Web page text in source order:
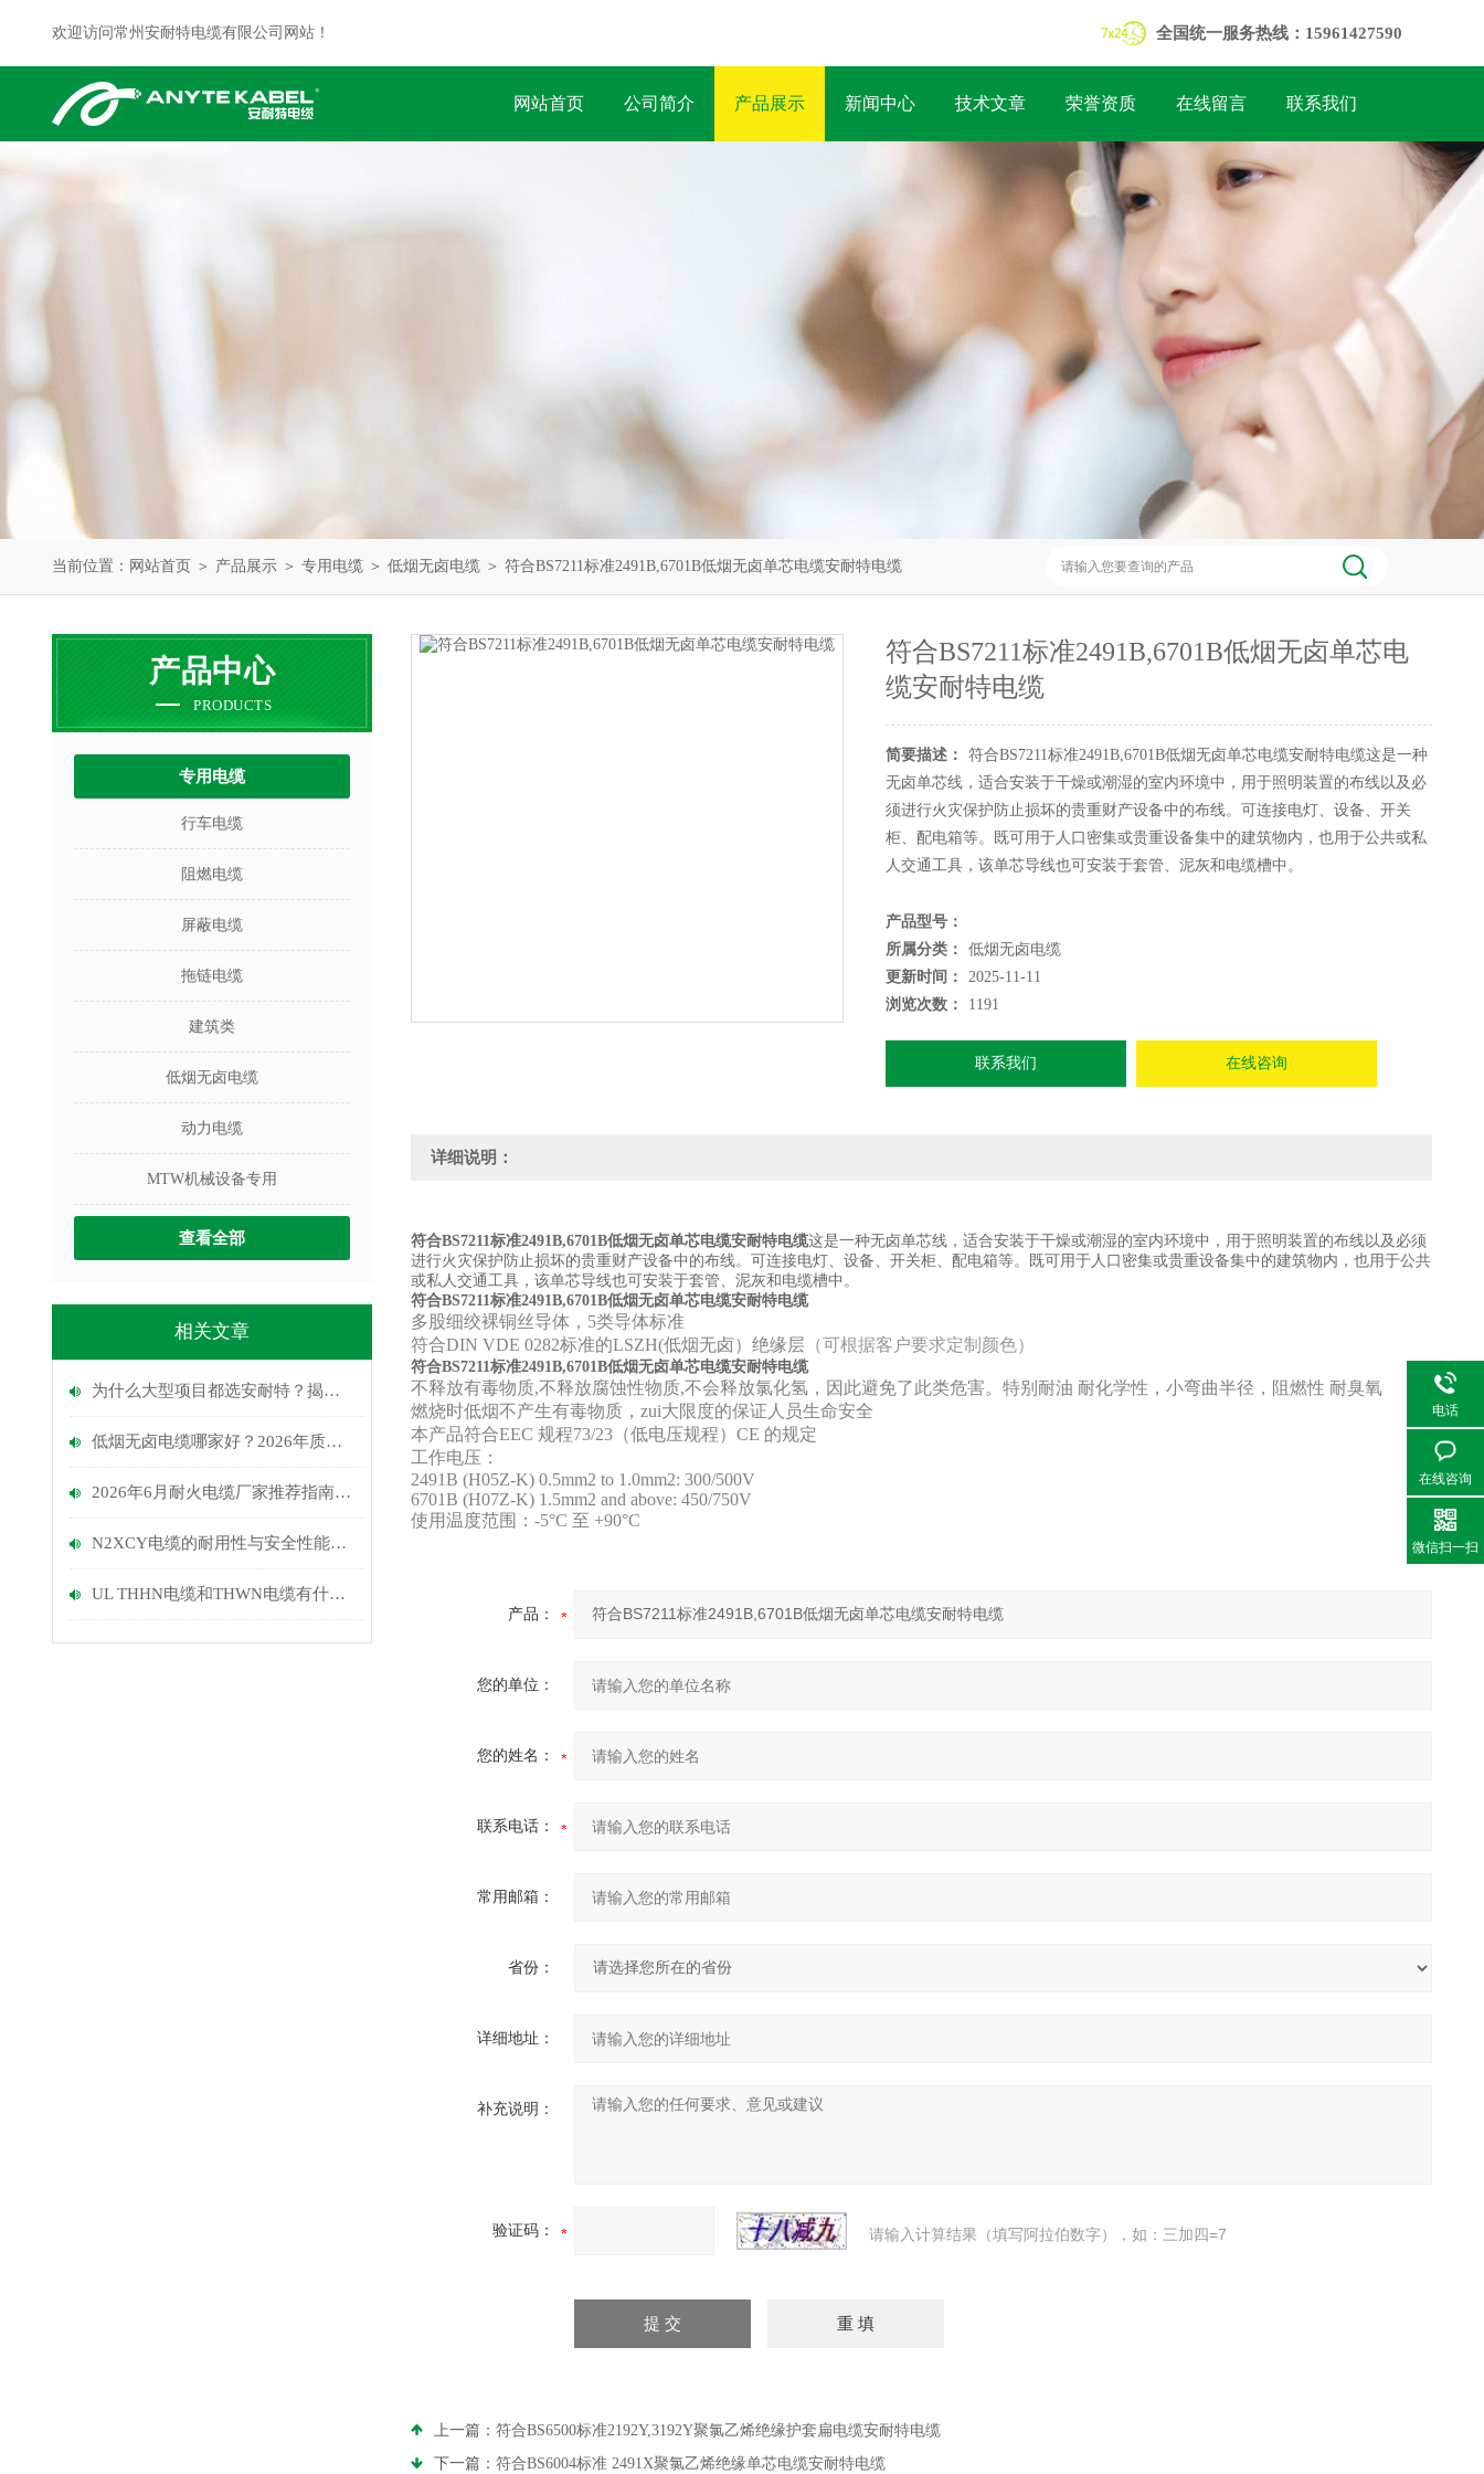
欢迎访问常州安耐特电缆有限公司网站！ 全国统一服务热线：15961427590
网站首页 公司简介 产品展示 新闻中心 技术文章 荣誉资质 在线留言 联系我们
当前位置： 网站首页 ＞ 产品展示 ＞ 专用电缆 ＞ 低烟无卤电缆 ＞ 符合BS7211标准2491B,6701B低烟无卤单芯电缆安耐特电缆
产品中心
PRODUCTS
专用电缆
行车电缆
阻燃电缆
屏蔽电缆
拖链电缆
建筑类
低烟无卤电缆
动力电缆
MTW机械设备专用
查看全部
相关文章
为什么大型项目都选安耐特？揭秘低烟无卤电缆质量好的厂家标准
低烟无卤电缆哪家好？2026年质量靠谱厂家实测推荐与选购指南
2026年6月耐火电缆厂家推荐指南：建筑上耐火电缆，IEC电力电缆，低烟无卤电缆公司优选！
N2XCY电缆的耐用性与安全性能探讨
UL THHN电缆和THWN电缆有什么区别?
符合BS7211标准2491B,6701B低烟无卤单芯电
缆安耐特电缆
简要描述：
符合BS7211标准2491B,6701B低烟无卤单芯电缆安耐特电缆这是一种
无卤单芯线，适合安装于干燥或潮湿的室内环境中，用于照明装置的布线以及必
须进行火灾保护防止损坏的贵重财产设备中的布线。可连接电灯、设备、开关
柜、配电箱等。既可用于人口密集或贵重设备集中的建筑物内，也用于公共或私
人交通工具，该单芯导线也可安装于套管、泥灰和电缆槽中。
产品型号：
所属分类：
低烟无卤电缆
更新时间：
2025-11-11
浏览次数：
1191
联系我们 在线咨询
详细说明：
符合BS7211标准2491B,6701B低烟无卤单芯电缆安耐特电缆这是一种无卤单芯线，适合安装于干燥或潮湿的室内环境中，用于照明装置的布线以及必须
进行火灾保护防止损坏的贵重财产设备中的布线。可连接电灯、设备、开关柜、配电箱等。既可用于人口密集或贵重设备集中的建筑物内，也用于公共
或私人交通工具，该单芯导线也可安装于套管、泥灰和电缆槽中。
符合BS7211标准2491B,6701B低烟无卤单芯电缆安耐特电缆
多股细绞裸铜丝导体，5类导体标准
符合DIN VDE 0282标准的LSZH(低烟无卤）绝缘层 （可根据客户要求定制颜色）
符合BS7211标准2491B,6701B低烟无卤单芯电缆安耐特电缆
不释放有毒物质,不释放腐蚀性物质,不会释放氯化氢，因此避免了此类危害。特别耐油 耐化学性，小弯曲半径，阻燃性 耐臭氧
燃烧时低烟不产生有毒物质，zui大限度的保证人员生命安全
本产品符合EEC 规程73/23（低电压规程）CE 的规定
工作电压：
2491B (H05Z-K) 0.5mm2 to 1.0mm2: 300/500V
6701B (H07Z-K) 1.5mm2 and above: 450/750V
使用温度范围：-5°C 至 +90°C
产品：
您的单位：
您的姓名：
联系电话：
常用邮箱：
省份：
详细地址：
补充说明：
验证码： 请输入计算结果（填写阿拉伯数字），如：三加四=7
上一篇： 符合BS6500标准2192Y,3192Y聚氯乙烯绝缘护套扁电缆安耐特电缆
下一篇： 符合BS6004标准 2491X聚氯乙烯绝缘单芯电缆安耐特电缆
电话
在线咨询
微信扫一扫